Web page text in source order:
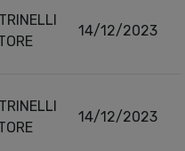
14/12/2023
14/12/2023